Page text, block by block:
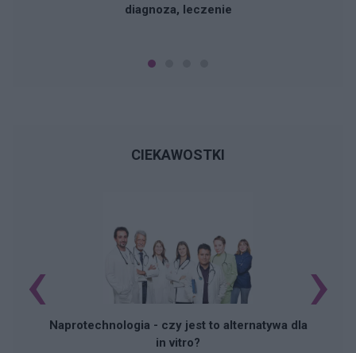
diagnoza, leczenie
CIEKAWOSTKI
Naprotechnologia - czy jest to alternatywa dla
in vitro?
‹ ›